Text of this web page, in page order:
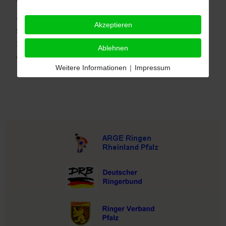
Weißwasser), doch in der dritten Runde kam dann das
Aus gegen Adelheid Przybylak (1. AC Regensburg), die
spätere DM-Vierte. Am Ende blieb für sie der elfte
Platz unter 17 Teilnehmerinnen in dieser
Gewichtsklasse.
Akzeptieren
Ablehnen
Weitere Informationen | Impressum